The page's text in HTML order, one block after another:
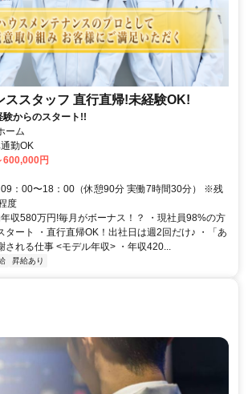
ススタッフ 直行直帰!未経験OK!
からのスタート!!
ーム
用車通勤OK
600,000円
：00〜18：00（休憩90分 実働7時間30分） ※残
度
収580万円!毎月がボーナス！？ ・現社員98%の方
タート ・直行直帰OK！出社日は週2回だけ♪ ・「あ
される仕事 <モデル年収> ・年収420...
昇給あり